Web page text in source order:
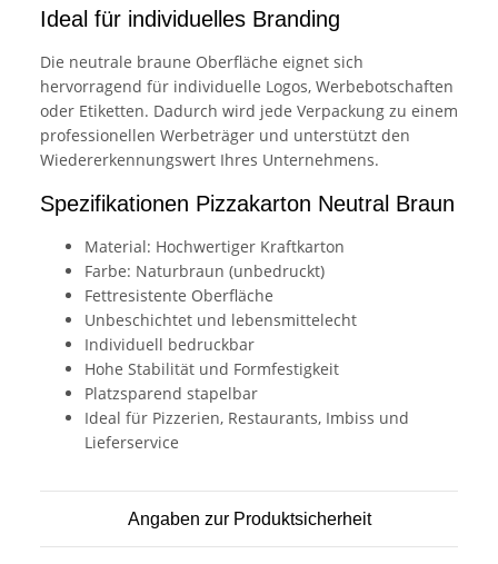
Ideal für individuelles Branding
Die neutrale braune Oberfläche eignet sich
hervorragend für individuelle Logos, Werbebotschaften
oder Etiketten. Dadurch wird jede Verpackung zu einem
professionellen Werbeträger und unterstützt den
Wiedererkennungswert Ihres Unternehmens.
Spezifikationen Pizzakarton Neutral Braun
Material: Hochwertiger Kraftkarton
Farbe: Naturbraun (unbedruckt)
Fettresistente Oberfläche
Unbeschichtet und lebensmittelecht
Individuell bedruckbar
Hohe Stabilität und Formfestigkeit
Platzsparend stapelbar
Ideal für Pizzerien, Restaurants, Imbiss und
Lieferservice
Angaben zur Produktsicherheit